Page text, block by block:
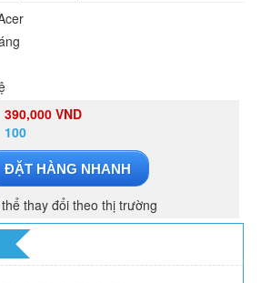
390,000 VND
100
ĐẶT HÀNG NHANH
thay đổi theo thị trường